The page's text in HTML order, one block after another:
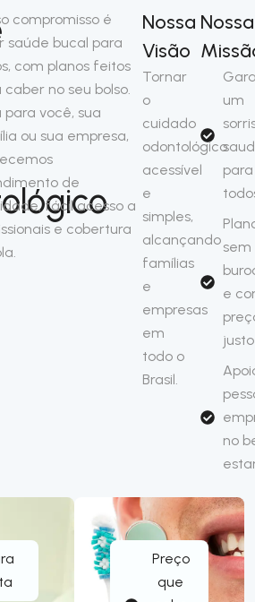
Preço
que
compromisso é
saúde bucal para
com planos feitos
caber no seu bolso.
para você, sua
ou sua empresa,
de
fácil acesso a
e cobertura
Nossa
Visão
Tornar
o
cuidado
odontológico
acessível
e
simples,
alcançando
famílias
e
empresas
em
todo o
Brasil.
Nossa
um
para
sem
e
justo
no